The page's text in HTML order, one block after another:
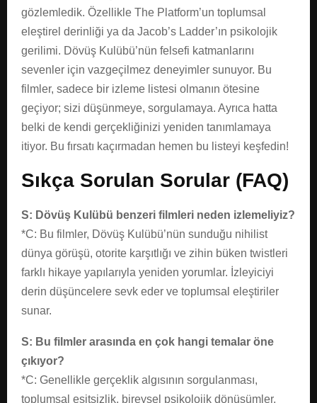
gözlemledik. Özellikle The Platform’un toplumsal
eleştirel derinliği ya da Jacob’s Ladder’ın psikolojik
gerilimi. Dövüş Kulübü’nün felsefi katmanlarını
sevenler için vazgeçilmez deneyimler sunuyor. Bu
filmler, sadece bir izleme listesi olmanın ötesine
geçiyor; sizi düşünmeye, sorgulamaya. Ayrıca hatta
belki de kendi gerçekliğinizi yeniden tanımlamaya
itiyor. Bu fırsatı kaçırmadan hemen bu listeyi keşfedin!
Sıkça Sorulan Sorular (FAQ)
S: Dövüş Kulübü benzeri filmleri neden izlemeliyiz?
*C: Bu filmler, Dövüş Kulübü’nün sunduğu nihilist
dünya görüşü, otorite karşıtlığı ve zihin büken twistleri
farklı hikaye yapılarıyla yeniden yorumlar. İzleyiciyi
derin düşüncelere sevk eder ve toplumsal eleştiriler
sunar.
S: Bu filmler arasında en çok hangi temalar öne
çıkıyor?
*C: Genellikle gerçeklik algısının sorgulanması,
toplumsal eşitsizlik, bireysel psikolojik dönüşümler,